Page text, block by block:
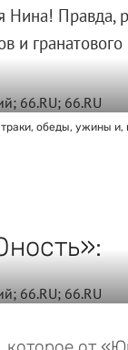
Правда,
и
обеды, ужины